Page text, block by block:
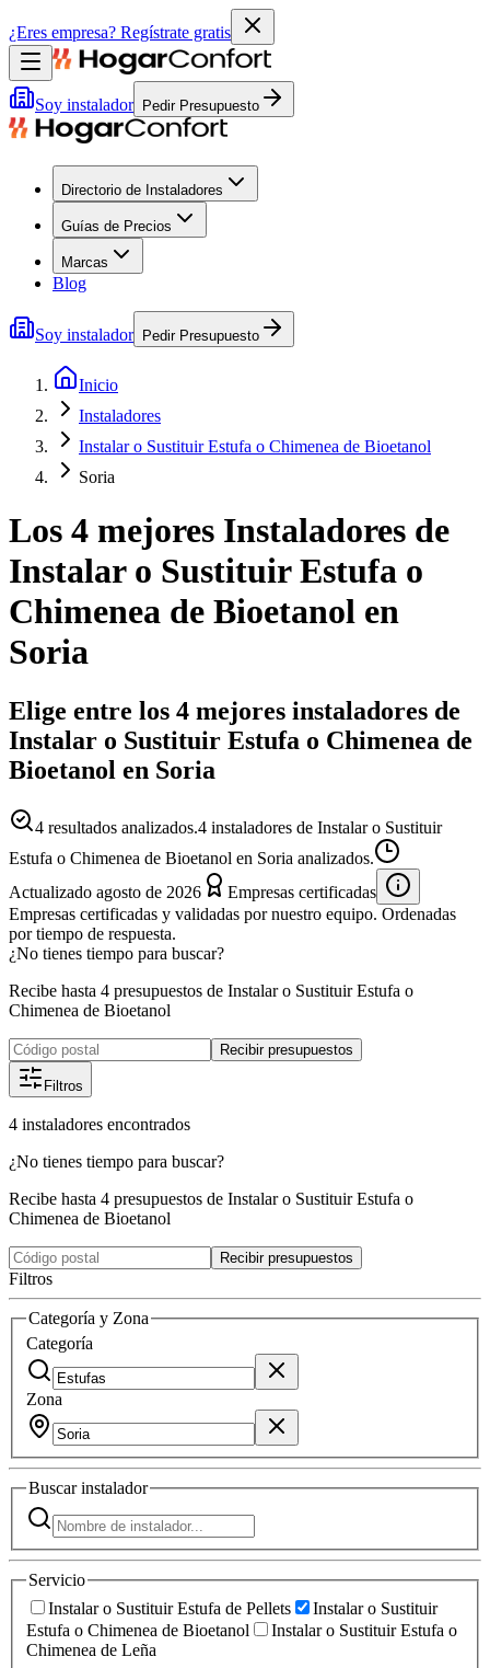
¿Eres empresa? Regístrate gratis
Soy instalador Pedir Presupuesto
Directorio de Instaladores
Guías de Precios
Marcas
Blog
Soy instalador Pedir Presupuesto
Inicio
Instaladores
Instalar o Sustituir Estufa o Chimenea de Bioetanol
Soria
Los 4 mejores Instaladores de
Instalar o Sustituir Estufa o
Chimenea de Bioetanol en
Soria
Elige entre los 4 mejores instaladores de
Instalar o Sustituir Estufa o Chimenea de
Bioetanol en Soria
4 resultados analizados.4 instaladores de Instalar o Sustituir
Estufa o Chimenea de Bioetanol en Soria analizados.
Actualizado agosto de 2026
Empresas certificadas
Empresas certificadas y validadas por nuestro equipo. Ordenadas
por tiempo de respuesta.
¿No tienes tiempo para buscar?
Recibe hasta 4 presupuestos de Instalar o Sustituir Estufa o
Chimenea de Bioetanol
Recibir presupuestos
Filtros
4 instaladores encontrados
¿No tienes tiempo para buscar?
Recibe hasta 4 presupuestos de Instalar o Sustituir Estufa o
Chimenea de Bioetanol
Recibir presupuestos
Filtros
Categoría y Zona
Categoría
Zona
Buscarinstalador
Servicio
Instalar o Sustituir Estufa de Pellets
Instalar o Sustituir
Estufa o Chimenea de Bioetanol
Instalar o Sustituir Estufa o
Chimenea de Leña